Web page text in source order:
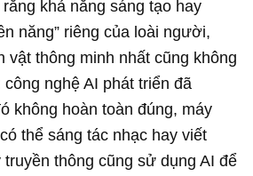
khả năng sáng tạo hay
năng” riêng của loài người,
vật thông minh nhất cũng không
nghệ AI phát triển đã
không hoàn toàn đúng, máy
thể sáng tác nhạc hay viết
thông cũng sử dụng AI để